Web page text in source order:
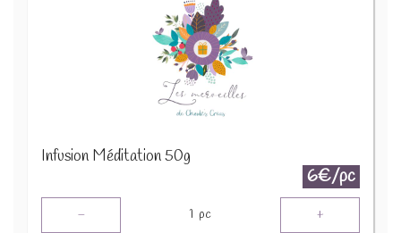
Infusion Méditation 50g
6€/pc
- 1 pc +